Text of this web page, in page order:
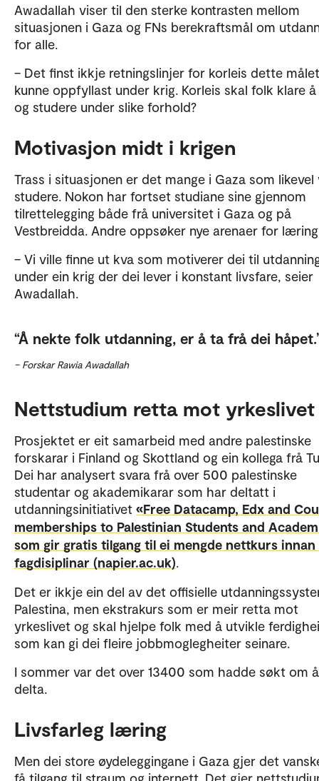
Awadallah viser til den sterke kontrasten mellom
situasjonen i Gaza og FNs berekraftsmål om
for alle.
– Det finst ikkje retningslinjer for korleis dette
kunne oppfyllast under krig. Korleis skal folk klare
og studere under slike forhold?
Motivasjon midt i krigen
Trass i situasjonen er det mange i Gaza som likevel
studere. Nokon har fortset studiane sine gjennom
tilrettelegging både frå universitet i Gaza og på
Vestbreidda. Andre oppsøker nye arenaer for
– Vi ville finne ut kva som motiverer dei til
under ein krig der dei lever i konstant livsfare, seier
Awadallah.
Å nekte folk utdanning, er å ta frå dei håpet.
– Forskar Rawia Awadallah
Nettstudium retta mot yrkeslivet
Prosjektet er eit samarbeid med andre palestinske
forskarar i Finland og Skottland og ein kollega frå
Dei har analysert svara frå over 500 palestinske
studentar og akademikarar som har deltatt i
utdanningsinitiativet «Free Datacamp, Edx and
memberships to Palestinian Students and
som gir gratis tilgang til ei mengde nettkurs innan
fagdisiplinar (napier.ac.uk)
Det er ikkje ein del av det offisielle
Palestina, men ekstrakurs som er meir retta mot
yrkeslivet og skal hjelpe folk med å utvikle
som kan gi dei fleire jobbmoglegheiter seinare.
I sommer var det over 13400 som hadde søkt om
delta.
Livsfarleg læring
Men dei store øydeleggingane i Gaza gjer det
få tilgang til straum og internett. Det gjer